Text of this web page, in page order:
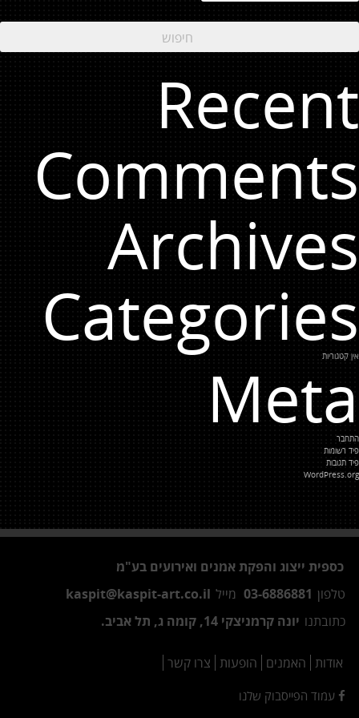
Recent
Comments
Archives
Categories
אין קטגוריות
Meta
התחבר
פיד רשומות
פיד תגובות
WordPress.org
כספית ייצוג והפקת אמנים ואירועים בע"מ
טלפון 03-6886881 מייל kaspit@kaspit-art.co.il
כתובתנו יונה קרמניצקי 14, קומה ג, תל אביב.
אודות האמנים הופעות צרו קשר
עמוד הפייסבוק שלנו